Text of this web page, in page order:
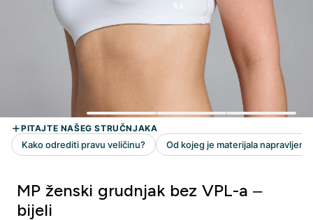
MP ženski grudnjak bez VPL-a –
bijeli